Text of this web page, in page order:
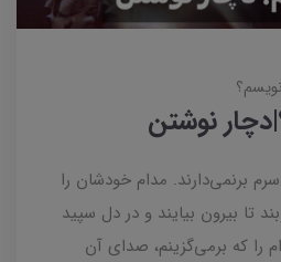
نوشتن
برنمی‌دارند. مدام خودشان را
تا بیرون بیایند و در دل سپید
را که برمی‌گزینم، صدای آن